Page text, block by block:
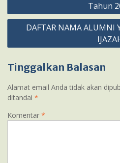
Tahun
DAFTAR NAMA ALUMNI
Tinggalkan Balasan
Alamat email Anda tidak akan
ditandai *
Komentar *